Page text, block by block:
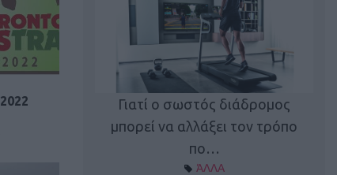
τη νέα
Sen…
Γιατί ο σωστός διάδρομος
μπορεί να αλλάξει τον τρόπο
πο…
ΆΛΛΑ